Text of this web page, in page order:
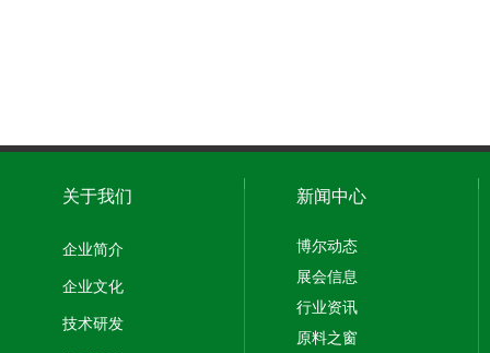
关于我们
企业简介
企业文化
技术研发
新闻中心
博尔动态
展会信息
行业资讯
原料之窗